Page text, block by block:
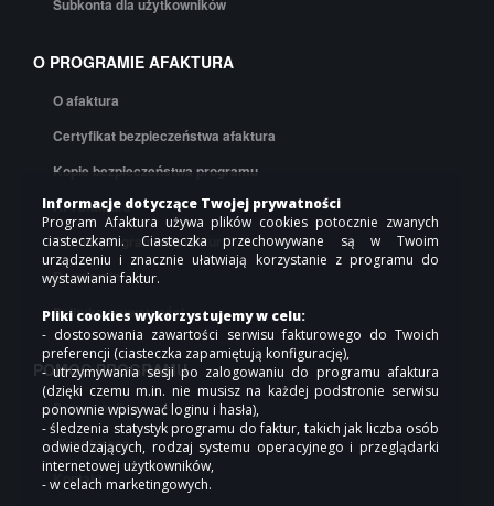
O PROGRAMIE AFAKTURA
O afaktura
Certyfikat bezpieczeństwa afaktura
Kopie bezpieczeństwa programu
API afaktura
Cennik programu do faktur
Regulamin
Polityka prywatności
POMOC PROGRAMU
Pomoc online
Współpraca
Kontakt
Informacje dotyczące Twojej prywatności
Program Afaktura używa plików cookies potocznie zwanych
ciasteczkami. Ciasteczka przechowywane są w Twoim
urządzeniu i znacznie ułatwiają korzystanie z programu do
wystawiania faktur.
Pliki cookies wykorzystujemy w celu:
- dostosowania zawartości serwisu fakturowego do Twoich
preferencji (ciasteczka zapamiętują konfigurację),
- utrzymywania sesji po zalogowaniu do programu afaktura
(dzięki czemu m.in. nie musisz na każdej podstronie serwisu
ponownie wpisywać loginu i hasła),
- śledzenia statystyk programu do faktur, takich jak liczba osób
odwiedzających, rodzaj systemu operacyjnego i przeglądarki
internetowej użytkowników,
- w celach marketingowych.